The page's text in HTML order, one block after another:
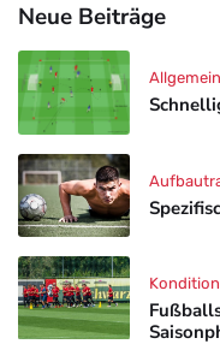
Neue Beiträge
Allgemein